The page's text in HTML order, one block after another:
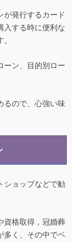
が発行するカード
入する時に便利な
ーン、目的別ロー
るので、心強い味
ショップなどで勧
資格取得，冠婚葬
多く、その中でペ